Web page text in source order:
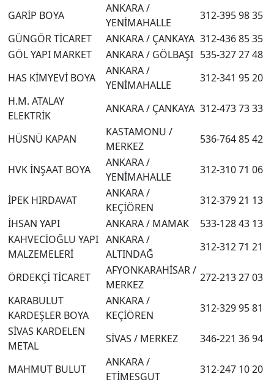
GARİP BOYA
ANKARA /
YENİMAHALLE
312-395 98 35
GÜNGÖR TİCARET
ANKARA / ÇANKAYA 312-436 85 35
GÖL YAPI MARKET
ANKARA / GÖLBAŞI 535-327 27 48
HAS KİMYEVİ BOYA
ANKARA /
YENİMAHALLE
312-341 95 20
H.M. ATALAY
ELEKTRİK
ANKARA / ÇANKAYA 312-473 73 33
HÜSNÜ KAPAN
KASTAMONU /
MERKEZ
536-764 85 42
HVK İNŞAAT BOYA
ANKARA /
YENİMAHALLE
312-310 71 06
İPEK HIRDAVAT
ANKARA /
KEÇİÖREN
312-379 21 13
İHSAN YAPI
ANKARA / MAMAK
533-128 43 13
KAHVECİOĞLU YAPI
MALZEMELERİ
ANKARA /
ALTINDAĞ
312-312 71 21
ÖRDEKÇİ TİCARET
AFYONKARAHİSAR /
MERKEZ
272-213 27 03
KARABULUT
KARDEŞLER BOYA
ANKARA /
KEÇİÖREN
312-329 95 81
SİVAS KARDELEN
METAL
SİVAS / MERKEZ 346-221 36 94
MAHMUT BULUT
ANKARA /
ETİMESGUT
312-247 10 20